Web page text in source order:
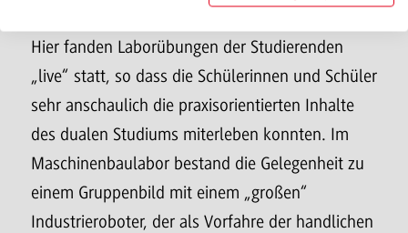
Hier fanden Laborübungen der Studierenden
„live“ statt, so dass die Schülerinnen und Schüler
sehr anschaulich die praxisorientierten Inhalte
des dualen Studiums miterleben konnten. Im
Maschinenbaulabor bestand die Gelegenheit zu
einem Gruppenbild mit einem „großen“
Industrieroboter, der als Vorfahre der handlichen